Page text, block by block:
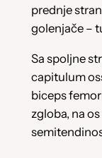
prednje
golenjače –
Sa spoljne
capitulum
biceps
zgloba, na